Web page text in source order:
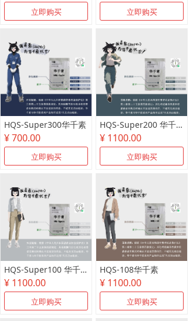
立即购买 立即购买
HQS-Super300华千素
¥ 700.00
立即购买
HQS-Super200 华千素
¥ 1100.00
立即购买
HQS-Super100 华千素
¥ 1100.00
立即购买
HQS-108华千素
¥ 1100.00
立即购买